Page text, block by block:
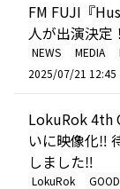
FM FUJI『
人が出演決定！
NEWS MEDIA
2025/07/21 12:45
LokuRok 4th
いに映像化‼︎
しました‼︎
LokuRok